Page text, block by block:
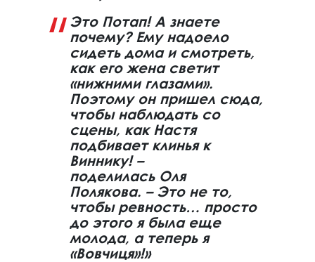
Это Потап! А знаете
почему? Ему надоело
сидеть дома и смотреть,
как его жена светит
«нижними глазами».
Поэтому он пришел сюда,
чтобы наблюдать со
сцены, как Настя
подбивает клинья к
Виннику! –
поделилась Оля
Полякова. – Это не то,
чтобы ревность… просто
до этого я была еще
молода, а теперь я
«Вовчиця»!»